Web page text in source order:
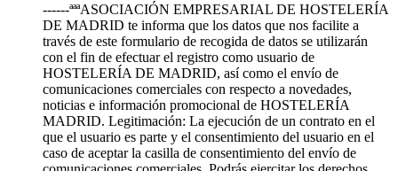
------ªªªASOCIACIÓN EMPRESARIAL DE HOSTELERÍA
DE MADRID te informa que los datos que nos facilite a
través de este formulario de recogida de datos se utilizarán
con el fin de efectuar el registro como usuario de
HOSTELERÍA DE MADRID, así como el envío de
comunicaciones comerciales con respecto a novedades,
noticias e información promocional de HOSTELERÍA
MADRID. Legitimación: La ejecución de un contrato en el
que el usuario es parte y el consentimiento del usuario en el
caso de aceptar la casilla de consentimiento del envío de